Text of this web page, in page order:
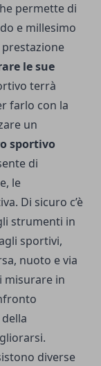
permette di
e millesimo
le sue
terrà
farlo con la
un
sportivo
di
le
Di sicuro c’è
strumenti in
sportivi,
nuoto e via
misurare in
diverse